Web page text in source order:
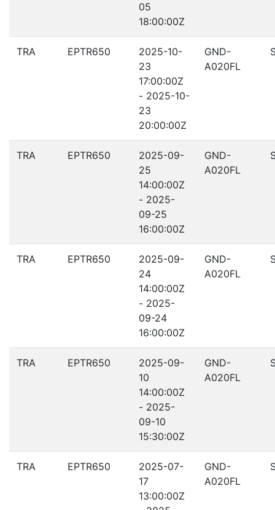
05
18:00:00Z
TRA EPTR650
2025-10-
23
17:00:00Z
- 2025-10-
23
20:00:00Z
GND-
A020FL
TRA EPTR650
2025-09-
25
14:00:00Z
- 2025-
09-25
16:00:00Z
GND-
A020FL
TRA EPTR650
2025-09-
24
14:00:00Z
- 2025-
09-24
16:00:00Z
GND-
A020FL
TRA EPTR650
2025-09-
10
14:00:00Z
- 2025-
09-10
15:30:00Z
GND-
A020FL
TRA EPTR650
2025-07-
17
13:00:00Z
GND-
A020FL